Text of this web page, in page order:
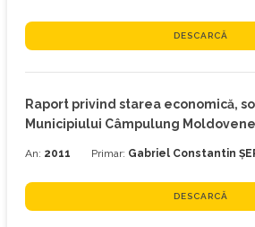
DESCARCĂ
Raport privind starea economică,
Municipiului Câmpulung
An: 2011 Primar: Gabriel Constantin
DESCARCĂ